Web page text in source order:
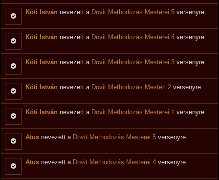
Kóti István nevezett a Dovit Methodozás Mesterei 5 versenyre
Kóti István nevezett a Dovit Methodozás Mesterei 4 versenyre
Kóti István nevezett a Dovit Methodozás Mesterei 3 versenyre
Kóti István nevezett a Dovit Methodozás Mesteri 2 versenyre
Kóti István nevezett a Dovit Methodozás Mesterei 1 versenyre
Atus nevezett a Dovit Methodozás Mesterei 5 versenyre
Atus nevezett a Dovit Methodozás Mesterei 4 versenyre